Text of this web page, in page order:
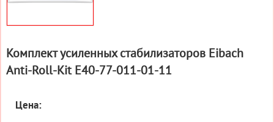
Комплект усиленных стабилизаторов Eibach
Anti-Roll-Kit E40-77-011-01-11
Цена: